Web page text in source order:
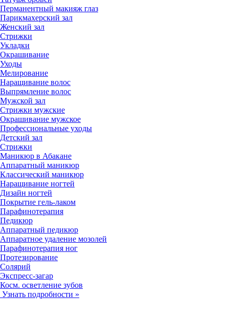
Перманентный макияж глаз
Парикмахерский зал
Женский зал
Стрижки
Укладки
Окрашивание
Уходы
Мелирование
Наращивание волос
Выпрямление волос
Мужской зал
Стрижки мужские
Окрашивание мужское
Профессиональные уходы
Детский зал
Стрижки
Маникюр в Абакане
Аппаратный маникюр
Классический маникюр
Наращивание ногтей
Дизайн ногтей
Покрытие гель-лаком
Парафинотерапия
Педикюр
Аппаратный педикюр
Аппаратное удаление мозолей
Парафинотерапия ног
Протезирование
Солярий
Экспресс-загар
Косм. осветление зубов
Узнать подробности »